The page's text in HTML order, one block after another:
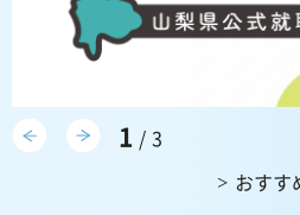
1 /3
前のスライドを表示
次のスライドを表示
おすす